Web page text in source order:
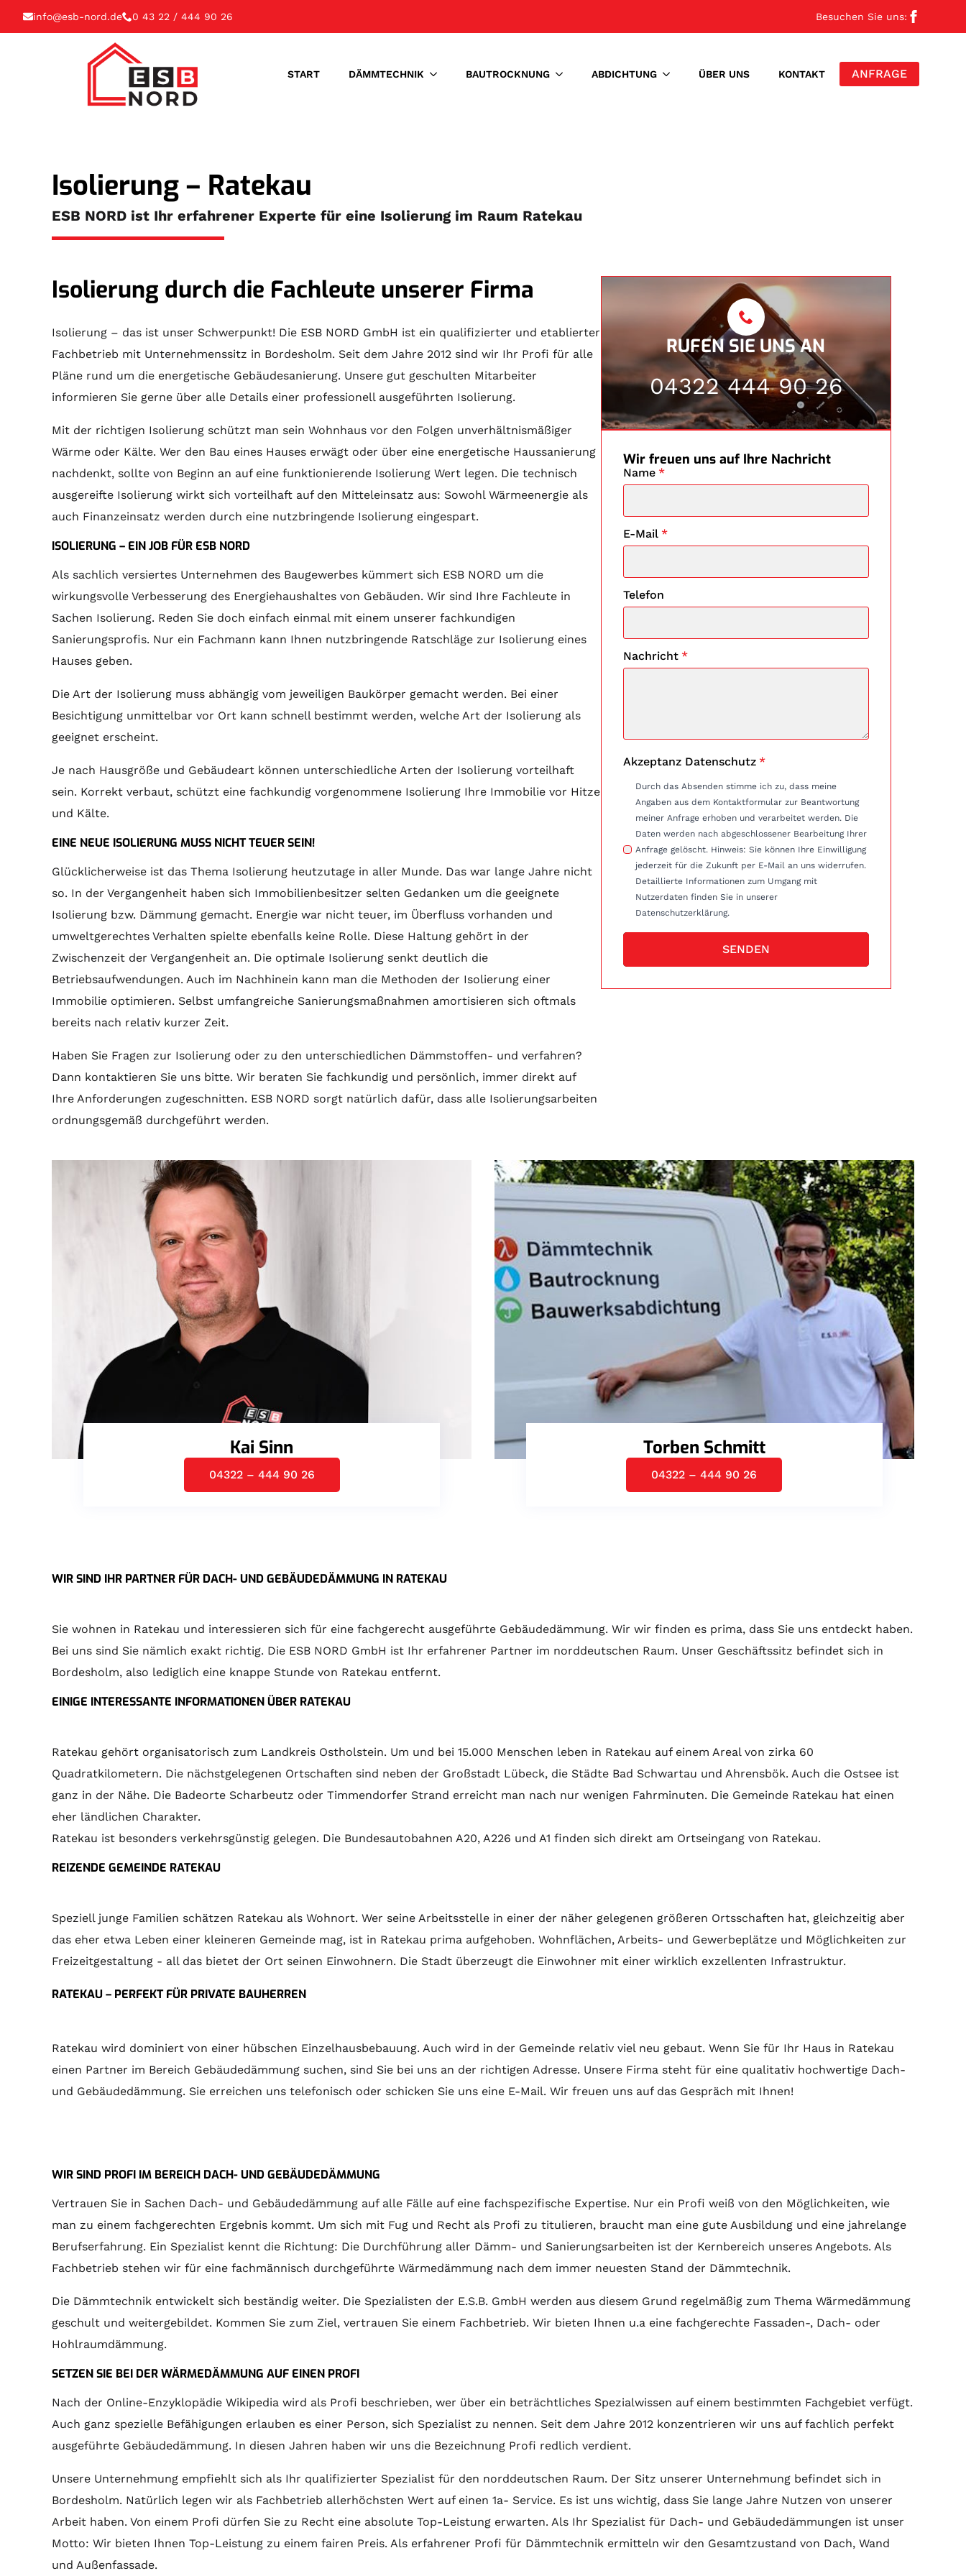
info@esb-nord.de 0 43 22 / 444 90 26 Besuchen Sie uns:
START DÄMMTECHNIK BAUTROCKNUNG ABDICHTUNG ÜBER UNS KONTAKT ANFRAGE
Isolierung – Ratekau
ESB NORD ist Ihr erfahrener Experte für eine Isolierung im Raum Ratekau
Isolierung durch die Fachleute unserer Firma
Isolierung – das ist unser Schwerpunkt! Die ESB NORD GmbH ist ein qualifizierter und etablierter
Fachbetrieb mit Unternehmenssitz in Bordesholm. Seit dem Jahre 2012 sind wir Ihr Profi für alle
Pläne rund um die energetische Gebäudesanierung. Unsere gut geschulten Mitarbeiter
informieren Sie gerne über alle Details einer professionell ausgeführten Isolierung.
Mit der richtigen Isolierung schützt man sein Wohnhaus vor den Folgen unverhältnismäßiger
Wärme oder Kälte. Wer den Bau eines Hauses erwägt oder über eine energetische Haussanierung
nachdenkt, sollte von Beginn an auf eine funktionierende Isolierung Wert legen. Die technisch
ausgereifte Isolierung wirkt sich vorteilhaft auf den Mitteleinsatz aus: Sowohl Wärmeenergie als
auch Finanzeinsatz werden durch eine nutzbringende Isolierung eingespart.
ISOLIERUNG – EIN JOB FÜR ESB NORD
Als sachlich versiertes Unternehmen des Baugewerbes kümmert sich ESB NORD um die
wirkungsvolle Verbesserung des Energiehaushaltes von Gebäuden. Wir sind Ihre Fachleute in
Sachen Isolierung. Reden Sie doch einfach einmal mit einem unserer fachkundigen
Sanierungsprofis. Nur ein Fachmann kann Ihnen nutzbringende Ratschläge zur Isolierung eines
Hauses geben.
Die Art der Isolierung muss abhängig vom jeweiligen Baukörper gemacht werden. Bei einer
Besichtigung unmittelbar vor Ort kann schnell bestimmt werden, welche Art der Isolierung als
geeignet erscheint.
Je nach Hausgröße und Gebäudeart können unterschiedliche Arten der Isolierung vorteilhaft
sein. Korrekt verbaut, schützt eine fachkundig vorgenommene Isolierung Ihre Immobilie vor Hitze
und Kälte.
EINE NEUE ISOLIERUNG MUSS NICHT TEUER SEIN!
Glücklicherweise ist das Thema Isolierung heutzutage in aller Munde. Das war lange Jahre nicht
so. In der Vergangenheit haben sich Immobilienbesitzer selten Gedanken um die geeignete
Isolierung bzw. Dämmung gemacht. Energie war nicht teuer, im Überfluss vorhanden und
umweltgerechtes Verhalten spielte ebenfalls keine Rolle. Diese Haltung gehört in der
Zwischenzeit der Vergangenheit an. Die optimale Isolierung senkt deutlich die
Betriebsaufwendungen. Auch im Nachhinein kann man die Methoden der Isolierung einer
Immobilie optimieren. Selbst umfangreiche Sanierungsmaßnahmen amortisieren sich oftmals
bereits nach relativ kurzer Zeit.
Haben Sie Fragen zur Isolierung oder zu den unterschiedlichen Dämmstoffen- und verfahren?
Dann kontaktieren Sie uns bitte. Wir beraten Sie fachkundig und persönlich, immer direkt auf
Ihre Anforderungen zugeschnitten. ESB NORD sorgt natürlich dafür, dass alle Isolierungsarbeiten
ordnungsgemäß durchgeführt werden.
RUFEN SIE UNS AN
04322 444 90 26
Wir freuen uns auf Ihre Nachricht
Name *
E-Mail *
Telefon
Nachricht *
Akzeptanz Datenschutz *
Durch das Absenden stimme ich zu, dass meine
Angaben aus dem Kontaktformular zur Beantwortung
meiner Anfrage erhoben und verarbeitet werden. Die
Daten werden nach abgeschlossener Bearbeitung Ihrer
Anfrage gelöscht. Hinweis: Sie können Ihre Einwilligung
jederzeit für die Zukunft per E-Mail an uns widerrufen.
Detaillierte Informationen zum Umgang mit
Nutzerdaten finden Sie in unserer
Datenschutzerklärung.
SENDEN
Kai Sinn
04322 – 444 90 26
Torben Schmitt
04322 – 444 90 26
WIR SIND IHR PARTNER FÜR DACH- UND GEBÄUDEDÄMMUNG IN RATEKAU
Sie wohnen in Ratekau und interessieren sich für eine fachgerecht ausgeführte Gebäudedämmung. Wir wir finden es prima, dass Sie uns entdeckt haben.
Bei uns sind Sie nämlich exakt richtig. Die ESB NORD GmbH ist Ihr erfahrener Partner im norddeutschen Raum. Unser Geschäftssitz befindet sich in
Bordesholm, also lediglich eine knappe Stunde von Ratekau entfernt.
EINIGE INTERESSANTE INFORMATIONEN ÜBER RATEKAU
Ratekau gehört organisatorisch zum Landkreis Ostholstein. Um und bei 15.000 Menschen leben in Ratekau auf einem Areal von zirka 60
Quadratkilometern. Die nächstgelegenen Ortschaften sind neben der Großstadt Lübeck, die Städte Bad Schwartau und Ahrensbök. Auch die Ostsee ist
ganz in der Nähe. Die Badeorte Scharbeutz oder Timmendorfer Strand erreicht man nach nur wenigen Fahrminuten. Die Gemeinde Ratekau hat einen
eher ländlichen Charakter.
Ratekau ist besonders verkehrsgünstig gelegen. Die Bundesautobahnen A20, A226 und A1 finden sich direkt am Ortseingang von Ratekau.
REIZENDE GEMEINDE RATEKAU
Speziell junge Familien schätzen Ratekau als Wohnort. Wer seine Arbeitsstelle in einer der näher gelegenen größeren Ortsschaften hat, gleichzeitig aber
das eher etwa Leben einer kleineren Gemeinde mag, ist in Ratekau prima aufgehoben. Wohnflächen, Arbeits- und Gewerbeplätze und Möglichkeiten zur
Freizeitgestaltung - all das bietet der Ort seinen Einwohnern. Die Stadt überzeugt die Einwohner mit einer wirklich exzellenten Infrastruktur.
RATEKAU – PERFEKT FÜR PRIVATE BAUHERREN
Ratekau wird dominiert von einer hübschen Einzelhausbebauung. Auch wird in der Gemeinde relativ viel neu gebaut. Wenn Sie für Ihr Haus in Ratekau
einen Partner im Bereich Gebäudedämmung suchen, sind Sie bei uns an der richtigen Adresse. Unsere Firma steht für eine qualitativ hochwertige Dach-
und Gebäudedämmung. Sie erreichen uns telefonisch oder schicken Sie uns eine E-Mail. Wir freuen uns auf das Gespräch mit Ihnen!
WIR SIND PROFI IM BEREICH DACH- UND GEBÄUDEDÄMMUNG
Vertrauen Sie in Sachen Dach- und Gebäudedämmung auf alle Fälle auf eine fachspezifische Expertise. Nur ein Profi weiß von den Möglichkeiten, wie
man zu einem fachgerechten Ergebnis kommt. Um sich mit Fug und Recht als Profi zu titulieren, braucht man eine gute Ausbildung und eine jahrelange
Berufserfahrung. Ein Spezialist kennt die Richtung: Die Durchführung aller Dämm- und Sanierungsarbeiten ist der Kernbereich unseres Angebots. Als
Fachbetrieb stehen wir für eine fachmännisch durchgeführte Wärmedämmung nach dem immer neuesten Stand der Dämmtechnik.
Die Dämmtechnik entwickelt sich beständig weiter. Die Spezialisten der E.S.B. GmbH werden aus diesem Grund regelmäßig zum Thema Wärmedämmung
geschult und weitergebildet. Kommen Sie zum Ziel, vertrauen Sie einem Fachbetrieb. Wir bieten Ihnen u.a eine fachgerechte Fassaden-, Dach- oder
Hohlraumdämmung.
SETZEN SIE BEI DER WÄRMEDÄMMUNG AUF EINEN PROFI
Nach der Online-Enzyklopädie Wikipedia wird als Profi beschrieben, wer über ein beträchtliches Spezialwissen auf einem bestimmten Fachgebiet verfügt.
Auch ganz spezielle Befähigungen erlauben es einer Person, sich Spezialist zu nennen. Seit dem Jahre 2012 konzentrieren wir uns auf fachlich perfekt
ausgeführte Gebäudedämmung. In diesen Jahren haben wir uns die Bezeichnung Profi redlich verdient.
Unsere Unternehmung empfiehlt sich als Ihr qualifizierter Spezialist für den norddeutschen Raum. Der Sitz unserer Unternehmung befindet sich in
Bordesholm. Natürlich legen wir als Fachbetrieb allerhöchsten Wert auf einen 1a- Service. Es ist uns wichtig, dass Sie lange Jahre Nutzen von unserer
Arbeit haben. Von einem Profi dürfen Sie zu Recht eine absolute Top-Leistung erwarten. Als Ihr Spezialist für Dach- und Gebäudedämmungen ist unser
Motto: Wir bieten Ihnen Top-Leistung zu einem fairen Preis. Als erfahrener Profi für Dämmtechnik ermitteln wir den Gesamtzustand von Dach, Wand
und Außenfassade.